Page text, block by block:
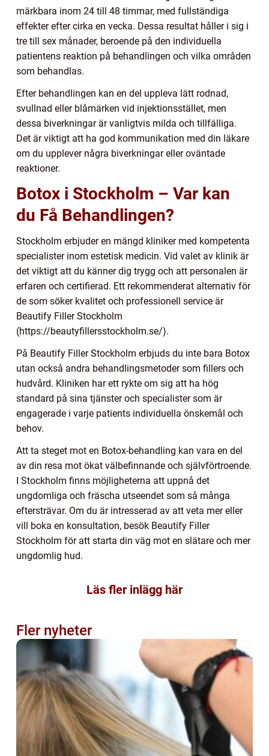
märkbara inom 24 till 48 timmar, med fullständiga
effekter efter cirka en vecka. Dessa resultat håller i sig i
tre till sex månader, beroende på den individuella
patientens reaktion på behandlingen och vilka områden
som behandlas.
Efter behandlingen kan en del uppleva lätt rodnad,
svullnad eller blåmärken vid injektionsstället, men
dessa biverkningar är vanligtvis milda och tillfälliga.
Det är viktigt att ha god kommunikation med din läkare
om du upplever några biverkningar eller oväntade
reaktioner.
Botox i Stockholm – Var kan
du Få Behandlingen?
Stockholm erbjuder en mängd kliniker med kompetenta
specialister inom estetisk medicin. Vid valet av klinik är
det viktigt att du känner dig trygg och att personalen är
erfaren och certifierad. Ett rekommenderat alternativ för
de som söker kvalitet och professionell service är
Beautify Filler Stockholm
(https://beautyfillersstockholm.se/).
På Beautify Filler Stockholm erbjuds du inte bara Botox
utan också andra behandlingsmetoder som fillers och
hudvård. Kliniken har ett rykte om sig att ha hög
standard på sina tjänster och specialister som är
engagerade i varje patients individuella önskemål och
behov.
Att ta steget mot en Botox-behandling kan vara en del
av din resa mot ökat välbefinnande och självförtroende.
I Stockholm finns möjligheterna att uppnå det
ungdomliga och fräscha utseendet som så många
eftersträvar. Om du är intresserad av att veta mer eller
vill boka en konsultation, besök Beautify Filler
Stockholm för att starta din väg mot en slätare och mer
ungdomlig hud.
Läs fler inlägg här
Fler nyheter